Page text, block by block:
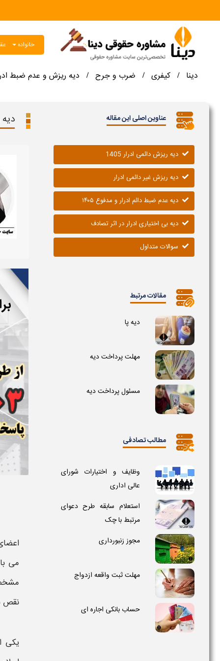
خانواده
دینا / کیفری / ضرب و جرح / دیه ریزش و عدم ضبط
می
نقص
یکی
عناوین اصلی این مقاله
دیه ریزش دائمی ادرار 1405
دیه ریزش غیر دائمی ادرار
دیه عدم ضبط دائم ادرار و مدفوع ۱۴۰۵
دیه بی اختیاری ادرار در اثر تصادف
سوالات متداول
مقالات مرتبط
دیه پا
مهلت پرداخت دیه
مسئول پرداخت دیه
مطالب تصادفی
وظایف و اختیارات شورای
عالی اداری
استعلام سابقه طرح دعوای
مرتبط با چک
مجوز زنبورداری
مهلت ثبت واقعه ازدواج
حساب بانکی اجاره ای